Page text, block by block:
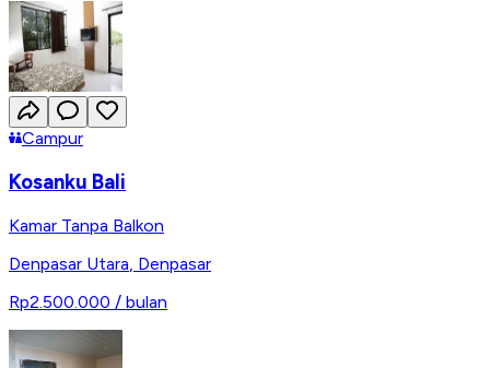
Campur
Kosanku Bali
Kamar Tanpa Balkon
Denpasar Utara Denpasar
Rp2.500.000 / bulan